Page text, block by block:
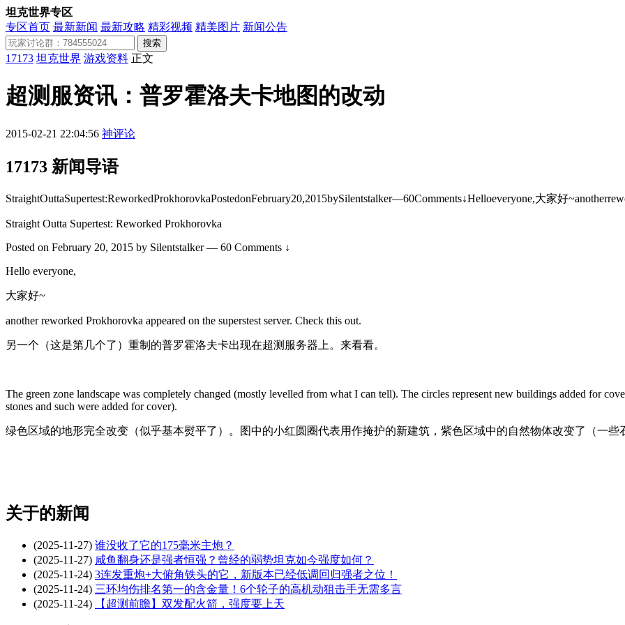
坦克世界专区
专区首页 最新新闻 最新攻略 精彩视频 精美图片 新闻公告
搜索
17173 坦克世界 游戏资料 正文
超测服资讯：普罗霍洛夫卡地图的改动
2015-02-21 22:04:56 神评论
17173 新闻导语
StraightOuttaSupertest:ReworkedProkhorovkaPostedonFebruary20,2015bySilentstalker—60Comments↓Helloeveryone,大家好
Straight Outta Supertest: Reworked Prokhorovka
Posted on February 20, 2015 by Silentstalker — 60 Comments ↓
Hello everyone,
大家好~
another reworked Prokhorovka appeared on the superstest server. Check this out.
另一个（这是第几个了）重制的普罗霍洛夫卡出现在超测服务器上。来看看。
The green zone landscape was completely changed (mostly levelled from what I can tell). The circles represent new buildings added for
stones and such were added for cover).
绿色区域的地形完全改变（似乎基本熨平了）。图中的小红圆圈代表用作掩护的新建筑，紫色区域中的自然物体改变了（一些
关于的新闻
(2025-11-27) 谁没收了它的175毫米主炮？
(2025-11-27) 咸鱼翻身还是强者恒强？曾经的弱势坦克如今强度如何？
(2025-11-24) 3连发重炮+大俯角铁头的它，新版本已经低调回归强者之位！
(2025-11-24) 三环均伤排名第一的含金量！6个轮子的高机动狙击手无需多言
(2025-11-24)
【超测前瞻】双发配火箭，强度要上天